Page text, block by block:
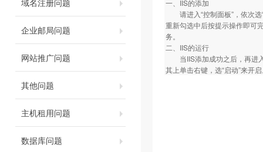
域名注册问题
企业邮局问题
网站推广问题
其他问题
主机租用问题
数据库问题
一、IIS的添加
请进入“控制面板”，依次选
重新勾选中后按提示操作即可
务。
二、IIS的运行
当IIS添加成功之后，再进入
其上单击右键，选“启动”来开